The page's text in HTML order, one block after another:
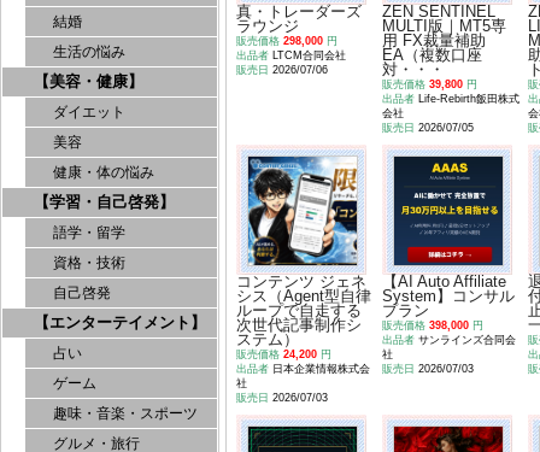
結婚
生活の悩み
【美容・健康】
ダイエット
美容
健康・体の悩み
【学習・自己啓発】
語学・留学
資格・技術
自己啓発
【エンターテイメント】
占い
ゲーム
趣味・音楽・スポーツ
グルメ・旅行
真・トレーダーズ
ラウンジ
販売価格 298,000 円
出品者
LTCM合同会社
販売日 2026/07/06
ZEN SENTINEL
MULTI版｜MT5専
用 FX裁量補助
EA（複数口座
対・・・
販売価格 39,800 円
出品者
Life-Rebirth飯田株式
会社
販売日 2026/07/05
コンテンツ ジェネ
シス（Agent型自律
ループで自走する
次世代記事制作シ
ステム）
販売価格 24,200 円
出品者 日本企業情報株式会
社
販売日 2026/07/03
【AI Auto Affiliate
System】コンサル
プラン
販売価格 398,000 円
出品者 サンラインズ合同会
社
販売日 2026/07/03